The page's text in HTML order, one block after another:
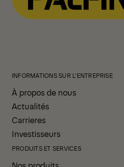
INFORMATIONS SUR L'ENTREPRISE
À propos de nous
Actualités
Carrieres
Investisseurs
PRODUITS ET SERVICES